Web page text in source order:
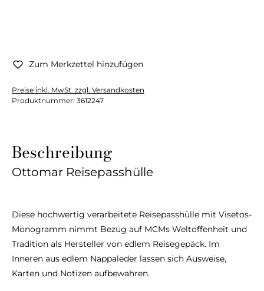
Zum Merkzettel hinzufügen
Preise inkl. MwSt. zzgl. Versandkosten
Produktnummer: 3612247
Beschreibung
Ottomar Reisepasshülle
Diese hochwertig verarbeitete Reisepasshülle mit Visetos-
Monogramm nimmt Bezug auf MCMs Weltoffenheit und
Tradition als Hersteller von edlem Reisegepäck. Im
Inneren aus edlem Nappaleder lassen sich Ausweise,
Karten und Notizen aufbewahren.